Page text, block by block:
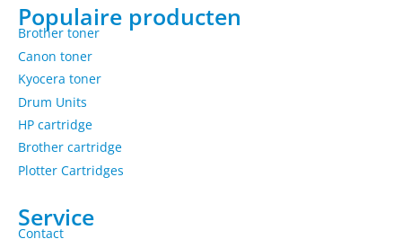
Populaire producten
Brother toner
Canon toner
Kyocera toner
Drum Units
HP cartridge
Brother cartridge
Plotter Cartridges
Service
Contact